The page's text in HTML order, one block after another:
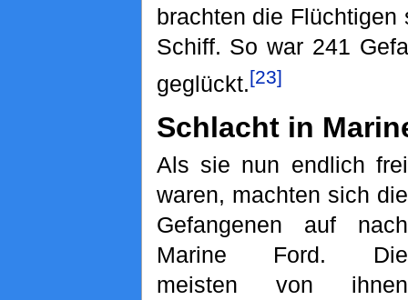
brachten die
Schiff. So war 241
geglückt.[23]
Schlacht in
Als sie nun endlich frei
waren, machten sich die
Gefangenen auf nach
Marine Ford. Die
meisten von ihnen